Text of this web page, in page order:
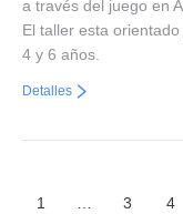
a través del juego en
El taller esta
4 y 6 años.
Detalles
1 3 4